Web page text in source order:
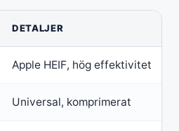
DETALJER
Apple HEIF, hög effektivitet
Universal, komprimerat